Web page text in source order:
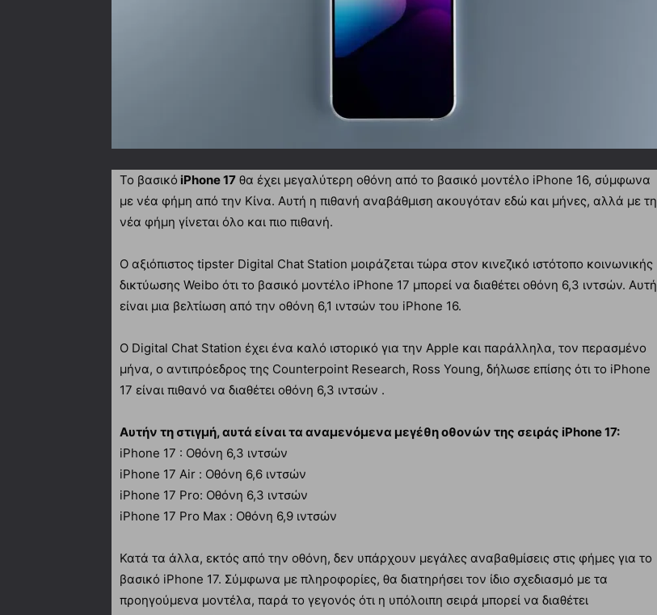
Το βασικό iPhone 17 θα έχει μεγαλύτερη οθόνη από το βασικό μοντέλο iPhone 16, σύμφωνα
με νέα φήμη από την Κίνα. Αυτή η πιθανή αναβάθμιση ακουγόταν εδώ και μήνες, αλλά με τη
νέα φήμη γίνεται όλο και πιο πιθανή.
Ο αξιόπιστος tipster Digital Chat Station μοιράζεται τώρα στον κινεζικό ιστότοπο κοινωνικής
δικτύωσης Weibo ότι το βασικό μοντέλο iPhone 17 μπορεί να διαθέτει οθόνη 6,3 ιντσών. Αυτή
είναι μια βελτίωση από την οθόνη 6,1 ιντσών του iPhone 16.
O Digital Chat Station έχει ένα καλό ιστορικό για την Apple και παράλληλα, τον περασμένο
μήνα, ο αντιπρόεδρος της Counterpoint Research, Ross Young, δήλωσε επίσης ότι το iPhone
17 είναι πιθανό να διαθέτει οθόνη 6,3 ιντσών .
Αυτήν τη στιγμή, αυτά είναι τα αναμενόμενα μεγέθη οθονών της σειράς iPhone 17:
iPhone 17 : Οθόνη 6,3 ιντσών
iPhone 17 Air : Οθόνη 6,6 ιντσών
iPhone 17 Pro: Οθόνη 6,3 ιντσών
iPhone 17 Pro Max : Οθόνη 6,9 ιντσών
Κατά τα άλλα, εκτός από την οθόνη, δεν υπάρχουν μεγάλες αναβαθμίσεις στις φήμες για το
βασικό iPhone 17. Σύμφωνα με πληροφορίες, θα διατηρήσει τον ίδιο σχεδιασμό με τα
προηγούμενα μοντέλα, παρά το γεγονός ότι η υπόλοιπη σειρά μπορεί να διαθέτει